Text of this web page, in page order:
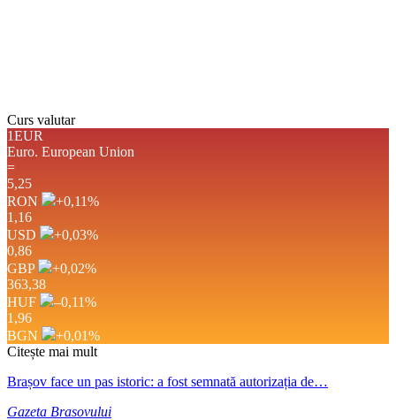
Curs valutar
1EUR
Euro. European Union
=
5,25
RON
+0,11%
1,16
USD
+0,03%
0,86
GBP
+0,02%
363,38
HUF
–0,11%
1,96
BGN
+0,01%
Citește mai mult
Brașov face un pas istoric: a fost semnată autorizația de…
Gazeta Brasovului